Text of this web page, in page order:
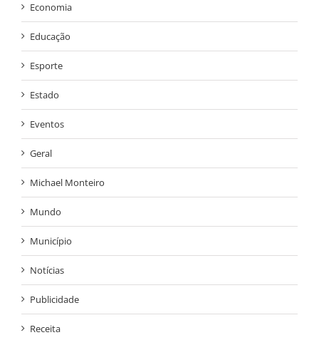
Economia
Educação
Esporte
Estado
Eventos
Geral
Michael Monteiro
Mundo
Município
Notícias
Publicidade
Receita